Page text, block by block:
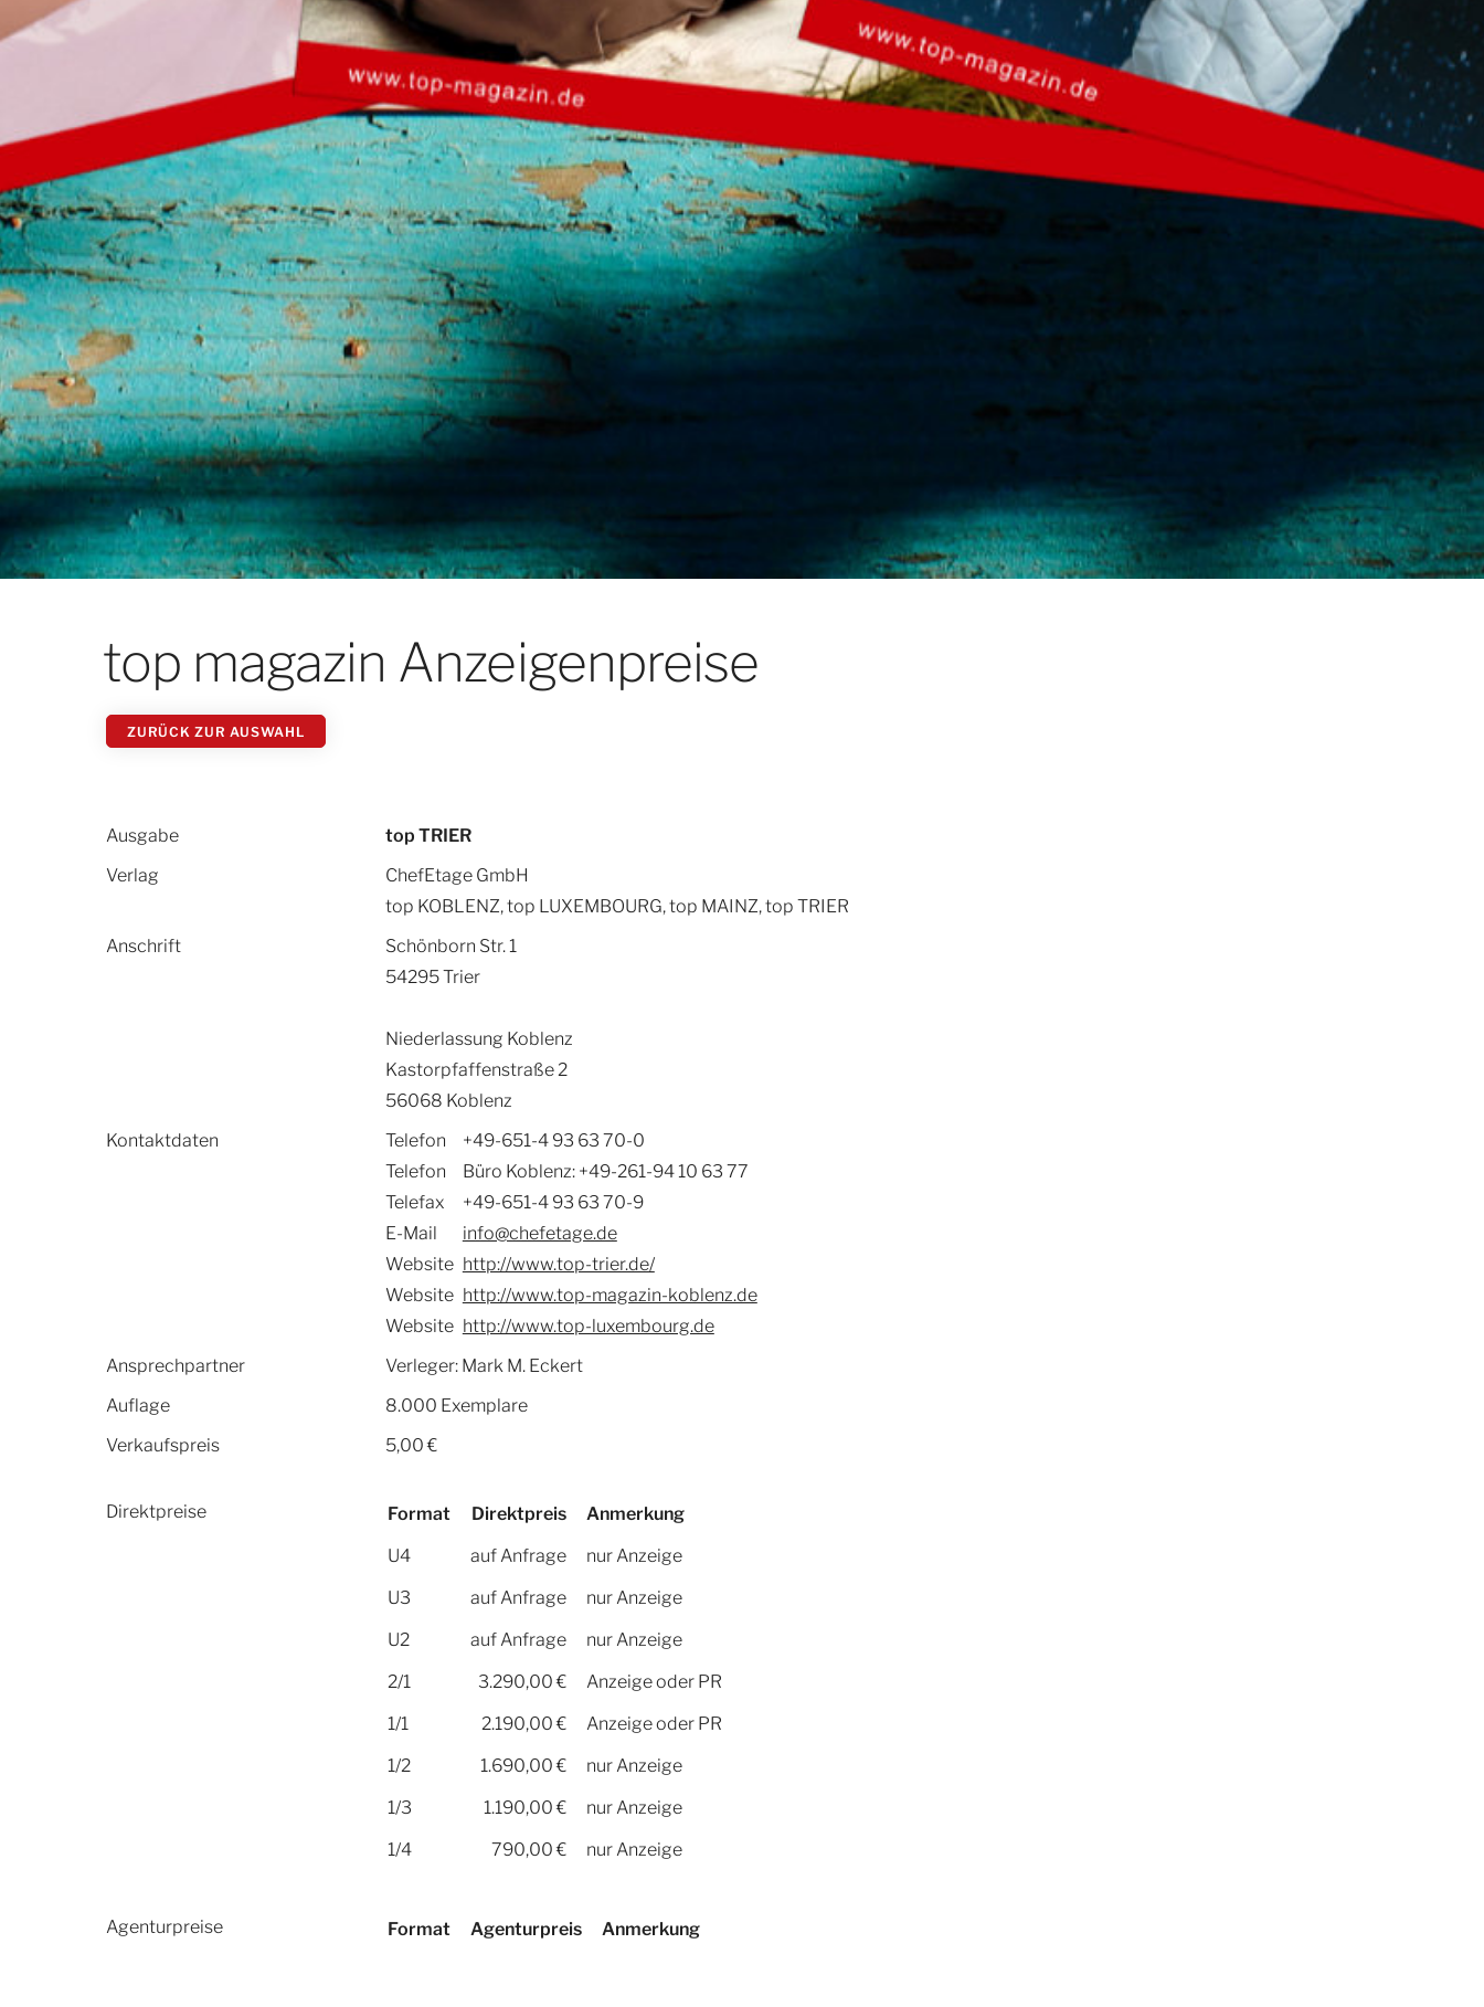
top magazin Anzeigenpreise
ZURÜCK ZUR AUSWAHL
Ausgabe
top TRIER
Verlag
ChefEtage GmbH
top KOBLENZ, top LUXEMBOURG, top MAINZ, top TRIER
Anschrift
Schönborn Str. 1
54295 Trier
Niederlassung Koblenz
Kastorpfaffenstraße 2
56068 Koblenz
Kontaktdaten
Telefon
+49-651-4 93 63 70-0
Telefon
Büro Koblenz: +49-261-94 10 63 77
Telefax
+49-651-4 93 63 70-9
E-Mail
info@chefetage.de
Website http://www.top-trier.de/
Website http://www.top-magazin-koblenz.de
Website http://www.top-luxembourg.de
Ansprechpartner
Verleger: Mark M. Eckert
Auflage
8.000 Exemplare
Verkaufspreis
5,00 €
Direktpreise Format Direktpreis
Anmerkung
U4
auf Anfrage
nur Anzeige
U3
auf Anfrage
nur Anzeige
U2
auf Anfrage
nur Anzeige
2/1
3.290,00 €
Anzeige oder PR
1/1
2.190,00 €
Anzeige oder PR
1/2
1.690,00 €
nur Anzeige
1/3
1.190,00 €
nur Anzeige
1/4
790,00 € nur Anzeige
Agenturpreise Format Agenturpreis
Anmerkung